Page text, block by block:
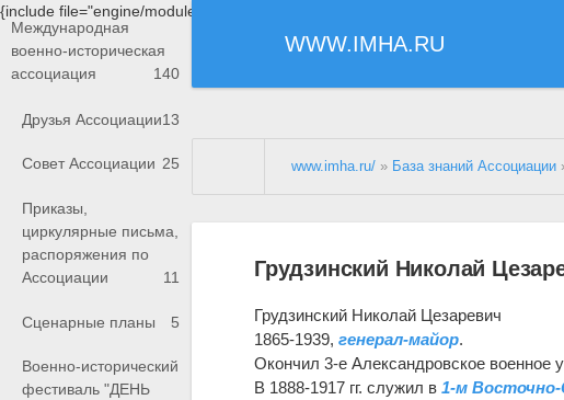
{include file="engine/modules/saperu/head.php"}
WWW.IMHA.RU
Международная
военно-историческая
ассоциация
140
Друзья Ассоциации13
Совет Ассоциации 25
Приказы,
циркулярные письма,
распоряжения по
Ассоциации
11
Сценарные планы 5
Военно-исторический
фестиваль "ДЕНЬ
www.imha.ru/ » База знаний Ассоциации
Грудзинский Николай
Грудзинский Николай Цезаревич
1865-1939,генерал-майор.
Окончил 3-е Александровское военное
В 1888-1917 гг. служил в1-м